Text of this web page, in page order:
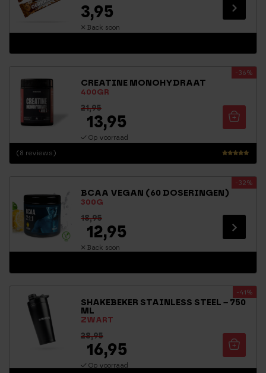
3,95
Back soon
CREATINE MONOHYDRAAT
400GR
-36%
Waarderi
uit 5
(8 reviews)
21,95
13,95
Op voorraad
BCAA VEGAN (60 DOSERINGEN)
300G
-32%
18,95
12,95
Back soon
SHAKEBEKER STAINLESS STEEL – 750
ML
ZWART
-41%
28,95
16,95
Op voorraad